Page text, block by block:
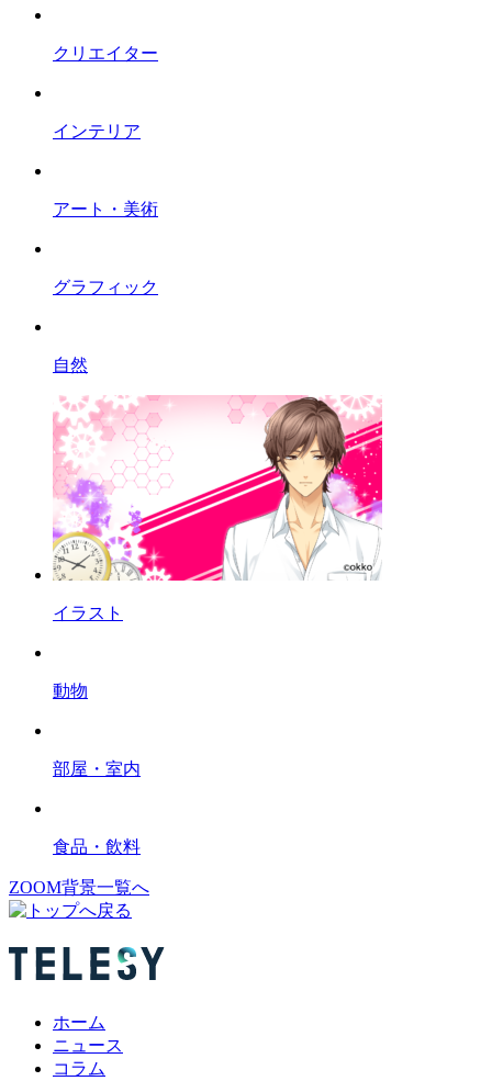
クリエイター
インテリア
アート・美術
グラフィック
自然
イラスト
動物
部屋・室内
食品・飲料
ZOOM背景一覧へ
ホーム
ニュース
コラム